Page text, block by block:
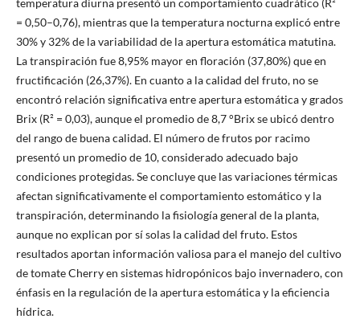
temperatura diurna presentó un comportamiento cuadrático (R²
= 0,50–0,76), mientras que la temperatura nocturna explicó entre
30% y 32% de la variabilidad de la apertura estomática matutina.
La transpiración fue 8,95% mayor en floración (37,80%) que en
fructificación (26,37%). En cuanto a la calidad del fruto, no se
encontró relación significativa entre apertura estomática y grados
Brix (R² = 0,03), aunque el promedio de 8,7 °Brix se ubicó dentro
del rango de buena calidad. El número de frutos por racimo
presentó un promedio de 10, considerado adecuado bajo
condiciones protegidas. Se concluye que las variaciones térmicas
afectan significativamente el comportamiento estomático y la
transpiración, determinando la fisiología general de la planta,
aunque no explican por sí solas la calidad del fruto. Estos
resultados aportan información valiosa para el manejo del cultivo
de tomate Cherry en sistemas hidropónicos bajo invernadero, con
énfasis en la regulación de la apertura estomática y la eficiencia
hídrica.